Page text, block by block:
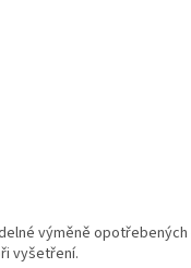
výměně opotřebených
vyšetření.